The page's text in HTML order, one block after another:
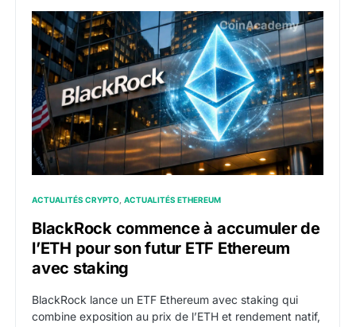
BlackRock commence à accumuler de l’ETH pour
ACTUALITÉS CRYPTO ACTUALITÉS ETHEREUM
BlackRock commence à accumuler de
l’ETH pour son futur ETF Ethereum
avec staking
BlackRock lance un ETF Ethereum avec staking qui
combine exposition au prix de l’ETH et rendement natif,